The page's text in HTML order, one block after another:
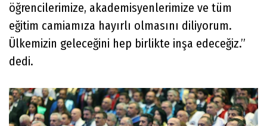
öğrencilerimize, akademisyenlerimize ve tüm
eğitim camiamıza hayırlı olmasını diliyorum.
Ülkemizin geleceğini hep birlikte inşa edeceğiz.”
dedi.